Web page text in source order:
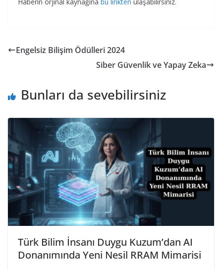
Engelsiz Bilişim Ödülleri 2024
Siber Güvenlik ve Yapay Zeka
Bunları da sevebilirsiniz
Türk Bilim İnsanı Duygu Kuzum’dan AI
Donanımında Yeni Nesil RRAM Mimarisi